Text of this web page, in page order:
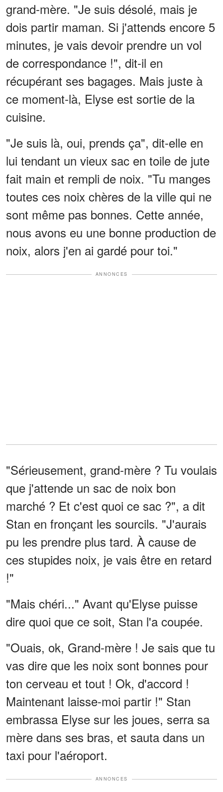
grand-mère. "Je suis désolé, mais je
dois partir maman. Si j'attends encore 5
minutes, je vais devoir prendre un vol
de correspondance !", dit-il en
récupérant ses bagages. Mais juste à
ce moment-là, Elyse est sortie de la
cuisine.
"Je suis là, oui, prends ça", dit-elle en
lui tendant un vieux sac en toile de jute
fait main et rempli de noix. "Tu manges
toutes ces noix chères de la ville qui ne
sont même pas bonnes. Cette année,
nous avons eu une bonne production de
noix, alors j'en ai gardé pour toi."
ANNONCES
"Sérieusement, grand-mère ? Tu voulais
que j'attende un sac de noix bon
marché ? Et c'est quoi ce sac ?", a dit
Stan en fronçant les sourcils. "J'aurais
pu les prendre plus tard. À cause de
ces stupides noix, je vais être en retard
!"
"Mais chéri..." Avant qu'Elyse puisse
dire quoi que ce soit, Stan l'a coupée.
"Ouais, ok, Grand-mère ! Je sais que tu
vas dire que les noix sont bonnes pour
ton cerveau et tout ! Ok, d'accord !
Maintenant laisse-moi partir !" Stan
embrassa Elyse sur les joues, serra sa
mère dans ses bras, et sauta dans un
taxi pour l'aéroport.
ANNONCES